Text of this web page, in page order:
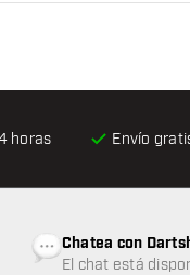
horas Envío
Chatea con
El chat está